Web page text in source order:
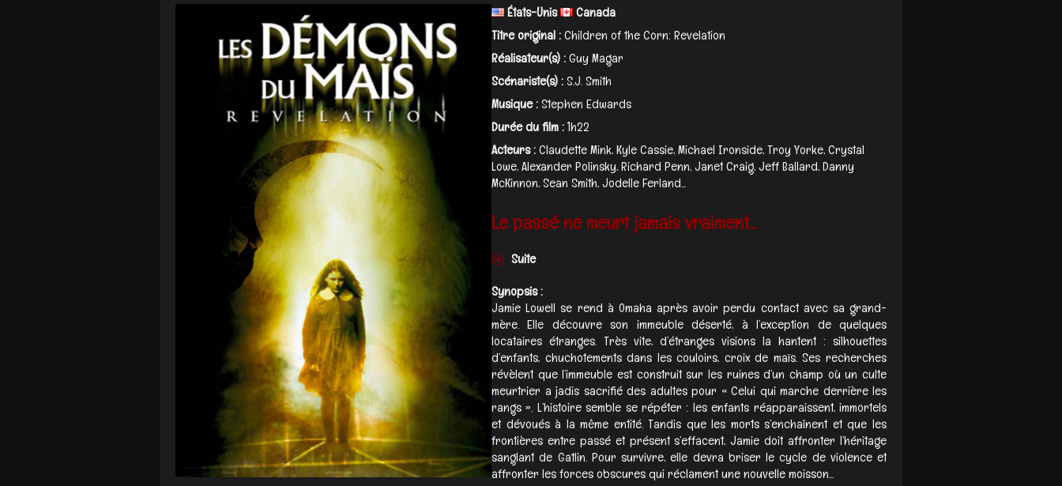
États-Unis
Canada
Titre original :Children of the Corn: Revelation
Réalisateur(s) :Guy Magar
Scénariste(s) :S.J. Smith
Musique :Stephen Edwards
Durée du film :1h22
Acteurs :Claudette Mink, Kyle Cassie, Michael Ironside, Troy Yorke, Crystal
Lowe, Alexander Polinsky, Richard Penn, Janet Craig, Jeff Ballard, Danny
McKinnon, Sean Smith, Jodelle Ferland...
Le passé ne meurt jamais vraiment...
Suite
Synopsis :
Jamie Lowell se rend à Omaha après avoir perdu contact avec sa grand-
mère. Elle découvre son immeuble déserté, à l’exception de quelques
locataires étranges. Très vite, d’étranges visions la hantent : silhouettes
d’enfants, chuchotements dans les couloirs, croix de maïs. Ses recherches
révèlent que l’immeuble est construit sur les ruines d’un champ où un culte
meurtrier a jadis sacrifié des adultes pour « Celui qui marche derrière les
rangs ». L’histoire semble se répéter : les enfants réapparaissent, immortels
et dévoués à la même entité. Tandis que les morts s’enchaînent et que les
frontières entre passé et présent s’effacent, Jamie doit affronter l’héritage
sanglant de Gatlin. Pour survivre, elle devra briser le cycle de violence et
affronter les forces obscures qui réclament une nouvelle moisson...